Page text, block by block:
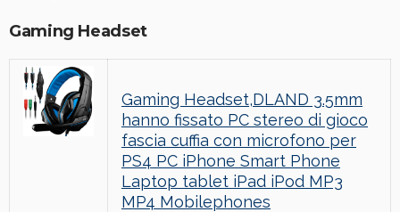
Gaming Headset
Gaming Headset,DLAND 3.5mm
hanno fissato PC stereo di gioco
fascia cuffia con microfono per
PS4 PC iPhone Smart Phone
Laptop tablet iPad iPod MP3
MP4 Mobilephones